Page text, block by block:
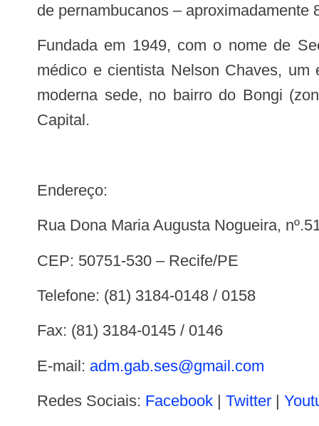
de pernambucanos –
Fundada em 1949, com o nome de Secretaria de Saúde e Assistência Social, a instituição teve como primeiro secretário o
médico e cientista Nelson Chaves,
moderna sede, no bairro do Bongi
Capital.
Endereço:
Rua Dona Maria Augusta Nogueira,
CEP: 50751-530 – Recife/PE
Telefone: (81) 3184-0148 / 0158
Fax: (81) 3184-0145 / 0146
E-mail: adm.gab.ses@gmail.com
Redes Sociais: Facebook | Twitter |